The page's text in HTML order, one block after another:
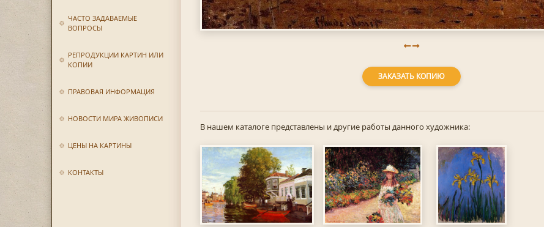
ЧАСТО ЗАДАВАЕМЫЕ
ВОПРОСЫ
РЕПРОДУКЦИИ КАРТИН ИЛИ
КОПИИ
ПРАВОВАЯ ИНФОРМАЦИЯ
НОВОСТИ МИРА ЖИВОПИСИ
ЦЕНЫ НА КАРТИНЫ
КОНТАКТЫ
ЗАКАЗАТЬ КОПИЮ
В нашем каталоге представлены и другие работы данного художника: